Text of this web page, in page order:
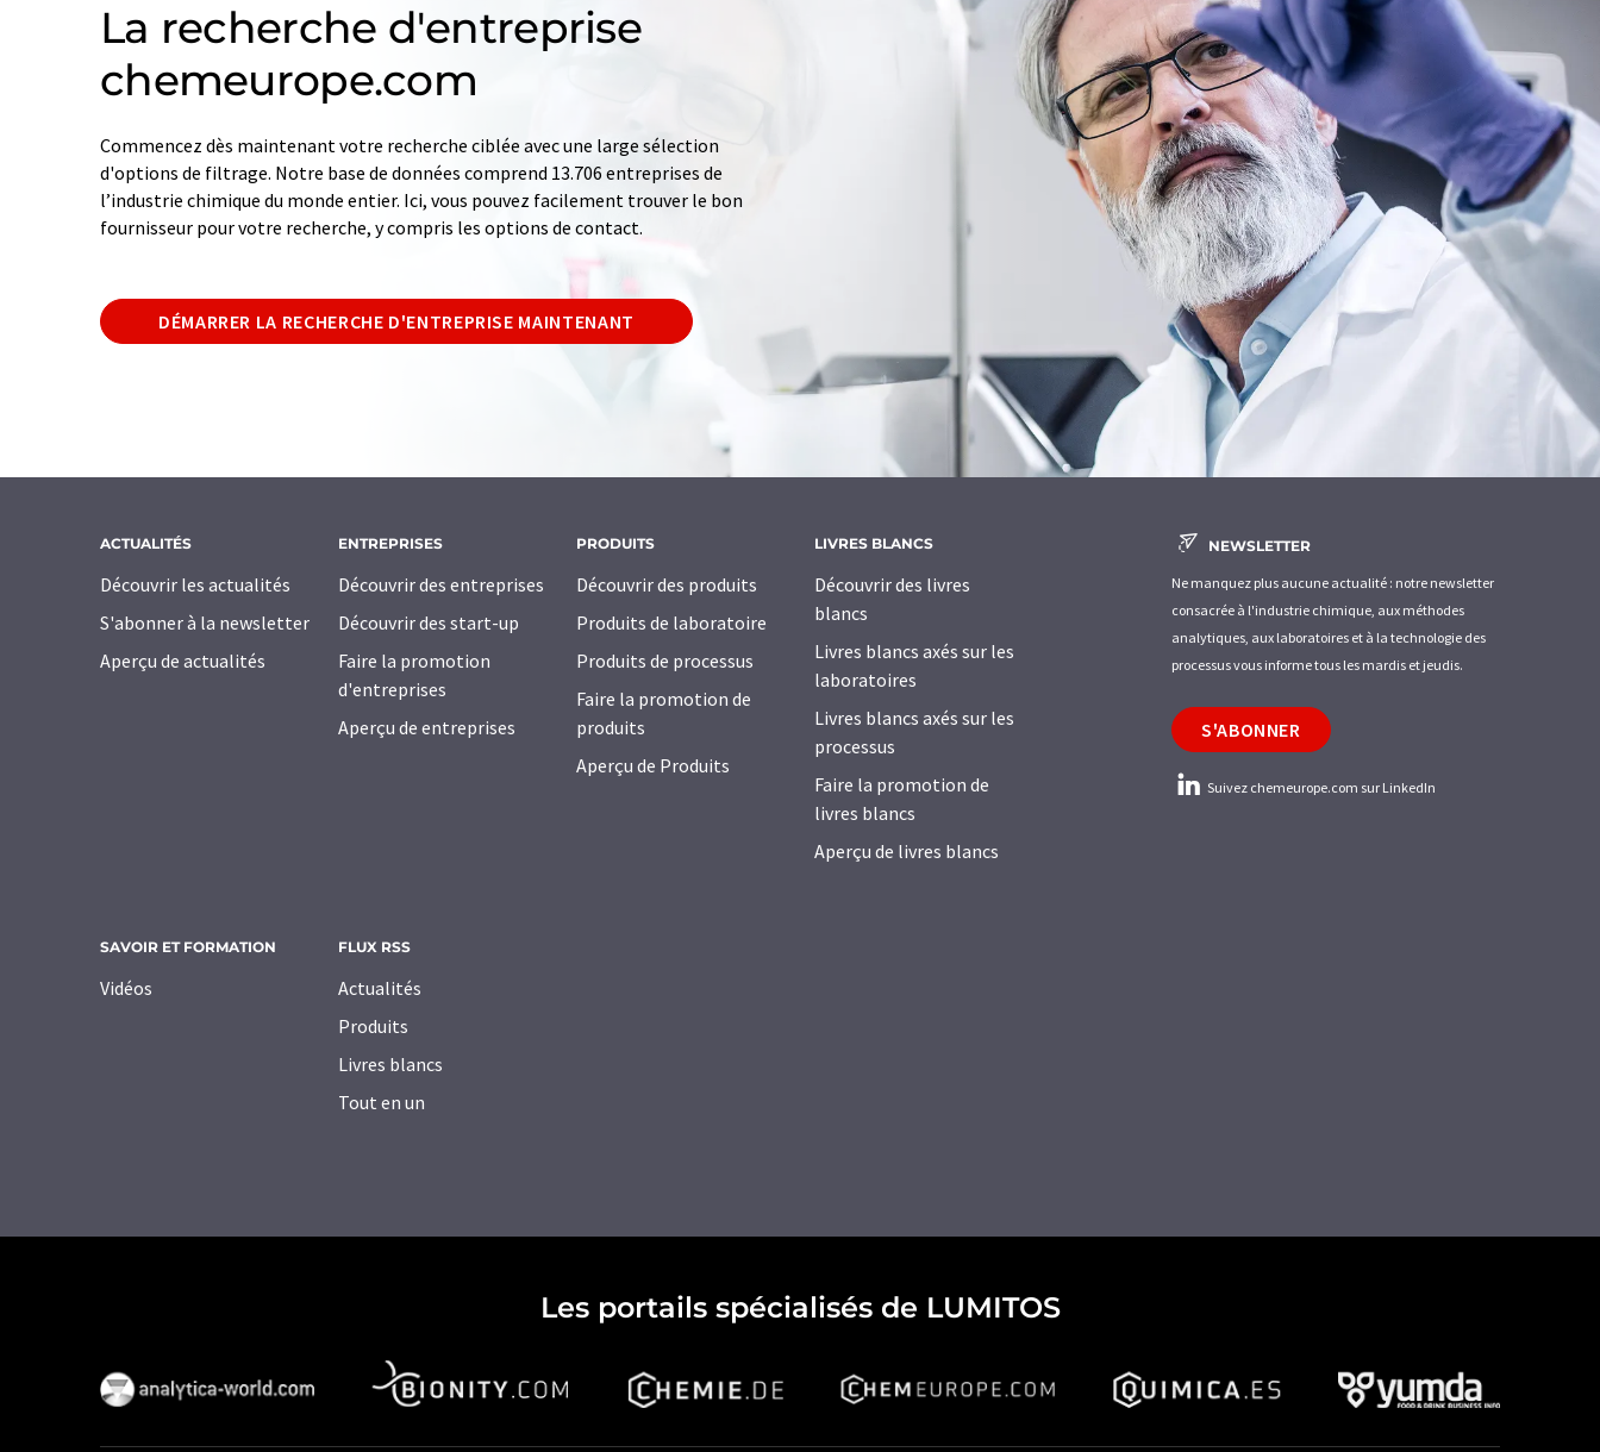
La recherche d'entreprise
chemeurope.com
Commencez dès maintenant votre recherche ciblée avec une large sélection
d'options de filtrage. Notre base de données comprend 13.706 entreprises de
l’industrie chimique du monde entier. Ici, vous pouvez facilement trouver le bon
fournisseur pour votre recherche, y compris les options de contact.
DÉMARRER LA RECHERCHE D'ENTREPRISE MAINTENANT
ACTUALITÉS
Découvrir les actualités
S'abonner à la newsletter
Aperçu de actualités
ENTREPRISES
Découvrir des entreprises
Découvrir des start-up
Faire la promotion
d'entreprises
Aperçu de entreprises
PRODUITS
Découvrir des produits
Produits de laboratoire
Produits de processus
Faire la promotion de
produits
Aperçu de Produits
LIVRES BLANCS
Découvrir des livres
blancs
Livres blancs axés sur les
laboratoires
Livres blancs axés sur les
processus
Faire la promotion de
livres blancs
Aperçu de livres blancs
SAVOIR ET FORMATION
Vidéos
FLUX RSS
Actualités
Produits
Livres blancs
Tout en un
NEWSLETTER
Ne manquez plus aucune actualité : notre newsletter
consacrée à l'industrie chimique, aux méthodes
analytiques, aux laboratoires et à la technologie des
processus vous informe tous les mardis et jeudis.
S'ABONNER
Suivez chemeurope.com sur LinkedIn
Les portails spécialisés de LUMITOS